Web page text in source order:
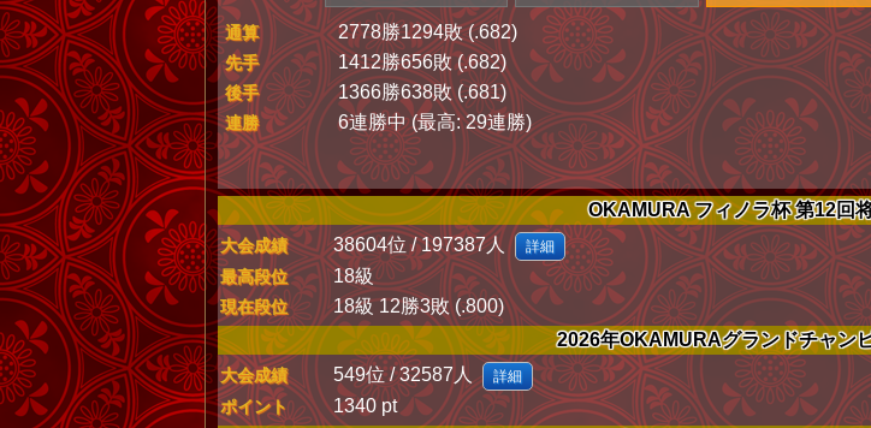
通算 2778勝1294敗 (.682)
先手 1412勝656敗 (.682)
後手 1366勝638敗 (.681)
連勝 6連勝中 (最高: 29連勝)
OKAMURA フィノラ杯 第12回
大会成績 38604位 / 197387人 詳細
最高段位 18級
現在段位
18級 12勝3敗 (.800)
2026年OKAMURAグランドチャン
大会成績 549位 / 32587人 詳細
ポイント
1340 pt